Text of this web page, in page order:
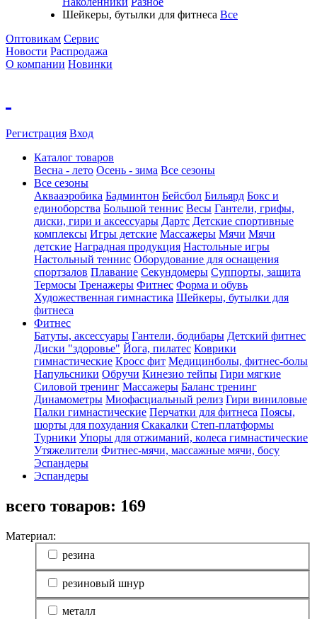
Шейкеры, бутылки для фитнеса Все
Оптовикам Сервис
Новости Распродажа
О компании Новинки
Регистрация Вход
Каталог товаров
Весна - лето Осень - зима Все сезоны
Все сезоны
Аквааэробика Бадминтон Бейсбол Бильярд Бокс и
единоборства Большой теннис Весы Гантели, грифы,
диски, гири и аксессуары Дартс Детские спортивные
комплексы Игры детские Массажеры Мячи Мячи
детские Наградная продукция Настольные игры
Настольный теннис Оборудование для оснащения
спортзалов Плавание Секундомеры Суппорты, защита
Термосы Тренажеры Фитнес Форма и обувь
Художественная гимнастика Шейкеры, бутылки для
фитнеса
Фитнес
Батуты, аксессуары Гантели, бодибары Детский фитнес
Диски "здоровье" Йога, пилатес Коврики
гимнастические Кросс фит Медицинболы, фитнес-болы
Напульсники Обручи Кинезио тейпы Гири мягкие
Силовой тренинг Массажеры Баланс тренинг
Динамометры Миофасциальный релиз Гири виниловые
Палки гимнастические Перчатки для фитнеса Поясы,
шорты для похудания Скакалки Степ-платформы
Турники Упоры для отжиманий, колеса гимнастические
Утяжелители Фитнес-мячи, массажные мячи, босу
Эспандеры
Эспандеры
всего товаров: 169
Материал:
резина
резиновый шнур
металл